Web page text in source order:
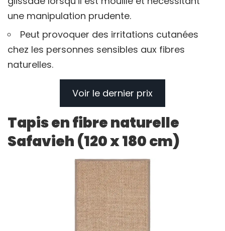
une manipulation prudente.
Peut provoquer des irritations cutanées
chez les personnes sensibles aux fibres
naturelles.
Voir le dernier prix
Tapis en fibre naturelle
Safavieh (120 x 180 cm)